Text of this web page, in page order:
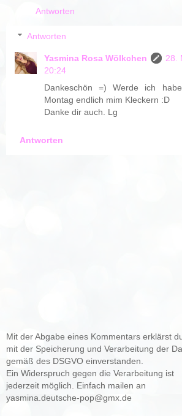
Antworten
Antworten
Yasmina Rosa Wölkchen
28.
20:24
Dankeschön =) Werde ich
Montag endlich mim Kleckern :D
Danke dir auch. Lg
Antworten
Mit der Abgabe eines Kommentars erklärst
mit der Speicherung und Verarbeitung der
gemäß des DSGVO einverstanden.
Ein Widerspruch gegen die Verarbeitung ist
jederzeit möglich. Einfach mailen an
yasmina.deutsche-pop@gmx.de